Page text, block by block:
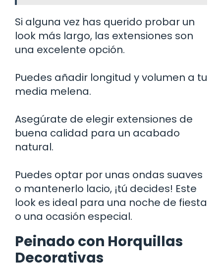
Si alguna vez has querido probar un
look más largo, las extensiones son
una excelente opción.
Puedes añadir longitud y volumen a tu
media melena.
Asegúrate de elegir extensiones de
buena calidad para un acabado
natural.
Puedes optar por unas ondas suaves
o mantenerlo lacio, ¡tú decides! Este
look es ideal para una noche de fiesta
o una ocasión especial.
Peinado con Horquillas
Decorativas